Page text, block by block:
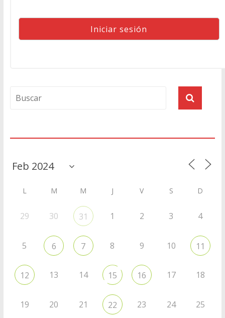
L M M J V S D
29 30 31 1 2 3 4
5 6 7 8 9 10 11
12 13 14 15 16 17 18
19 20 21 22 23 24 25